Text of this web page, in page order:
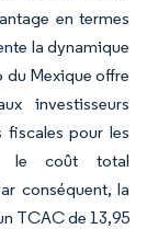
en termes
la dynamique
du Mexique offre
investisseurs
fiscales pour les
le coût total
conséquent, la
TCAC de 13,95